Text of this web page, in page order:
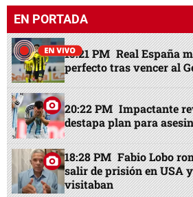
EN PORTADA
15:21 PM Real España
perfecto tras vencer al
20:22 PM Impactante
destapa plan para
18:28 PM Fabio Lobo
salir de prisión en USA
visitaban